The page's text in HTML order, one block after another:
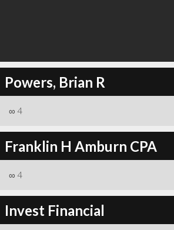
Powers, Brian R
∞ 4
Franklin H Amburn CPA
∞ 4
Invest Financial